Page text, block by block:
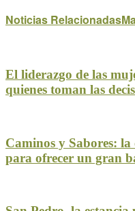
Noticias Relacionadas
El liderazgo de las
quienes toman las
Caminos y Sabores:
para ofrecer un gran